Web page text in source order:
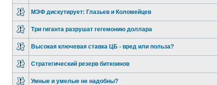
МЭФ дискутирует: Глазьев и Коломейцев
Три гиганта разрушат гегемонию доллара
Высокая ключевая ставка ЦБ - вред или польза?
Стратегический резерв биткоинов
Умные и умелые не надобны?